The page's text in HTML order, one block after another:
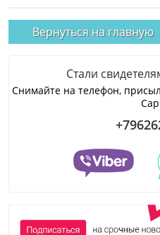
Вернуться на главную
Стали
Снимайте на телефон,